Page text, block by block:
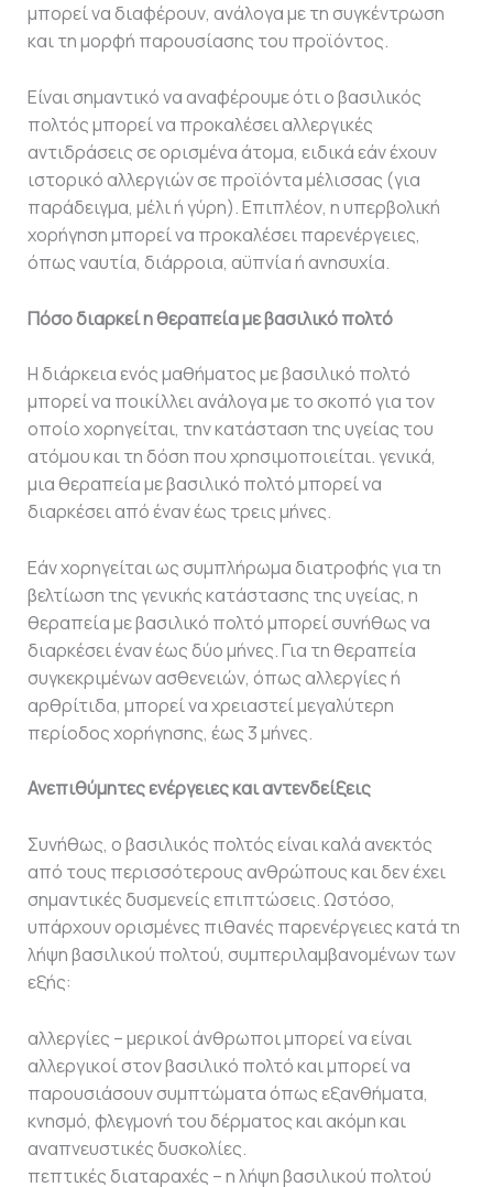
μπορεί να διαφέρουν, ανάλογα με τη συγκέντρωση
και τη μορφή παρουσίασης του προϊόντος.
Είναι σημαντικό να αναφέρουμε ότι ο βασιλικός
πολτός μπορεί να προκαλέσει αλλεργικές
αντιδράσεις σε ορισμένα άτομα, ειδικά εάν έχουν
ιστορικό αλλεργιών σε προϊόντα μέλισσας (για
παράδειγμα, μέλι ή γύρη). Επιπλέον, η υπερβολική
χορήγηση μπορεί να προκαλέσει παρενέργειες,
όπως ναυτία, διάρροια, αϋπνία ή ανησυχία.
Πόσο διαρκεί η θεραπεία με βασιλικό πολτό
Η διάρκεια ενός μαθήματος με βασιλικό πολτό
μπορεί να ποικίλλει ανάλογα με το σκοπό για τον
οποίο χορηγείται, την κατάσταση της υγείας του
ατόμου και τη δόση που χρησιμοποιείται. γενικά,
μια θεραπεία με βασιλικό πολτό μπορεί να
διαρκέσει από έναν έως τρεις μήνες.
Εάν χορηγείται ως συμπλήρωμα διατροφής για τη
βελτίωση της γενικής κατάστασης της υγείας, η
θεραπεία με βασιλικό πολτό μπορεί συνήθως να
διαρκέσει έναν έως δύο μήνες. Για τη θεραπεία
συγκεκριμένων ασθενειών, όπως αλλεργίες ή
αρθρίτιδα, μπορεί να χρειαστεί μεγαλύτερη
περίοδος χορήγησης, έως 3 μήνες.
Ανεπιθύμητες ενέργειες και αντενδείξεις
Συνήθως, ο βασιλικός πολτός είναι καλά ανεκτός
από τους περισσότερους ανθρώπους και δεν έχει
σημαντικές δυσμενείς επιπτώσεις. Ωστόσο,
υπάρχουν ορισμένες πιθανές παρενέργειες κατά τη
λήψη βασιλικού πολτού, συμπεριλαμβανομένων των
εξής:
αλλεργίες – μερικοί άνθρωποι μπορεί να είναι
αλλεργικοί στον βασιλικό πολτό και μπορεί να
παρουσιάσουν συμπτώματα όπως εξανθήματα,
κνησμό, φλεγμονή του δέρματος και ακόμη και
αναπνευστικές δυσκολίες.
πεπτικές διαταραχές – η λήψη βασιλικού πολτού